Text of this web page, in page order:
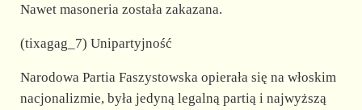
Nawet masoneria została zakazana.
(tixagag_7) Unipartyjność
Narodowa Partia Faszystowska opierała się na włoskim
nacjonalizmie, była jedyną legalną partią i najwyższą